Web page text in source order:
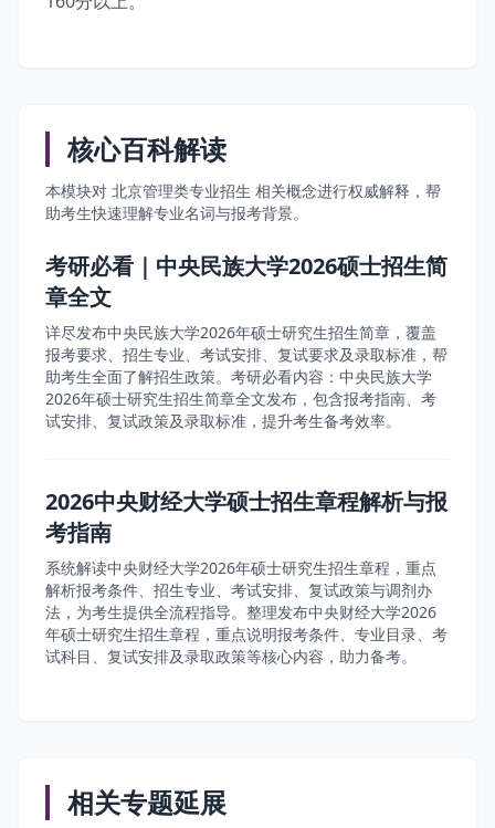
核心百科解读
本模块对 北京管理类专业招生 相关概念进行权威解释，帮
助考生快速理解专业名词与报考背景。
考研必看｜中央民族大学2026硕士招生简
章全文
详尽发布中央民族大学2026年硕士研究生招生简章，覆盖
报考要求、招生专业、考试安排、复试要求及录取标准，帮
助考生全面了解招生政策。考研必看内容：中央民族大学
2026年硕士研究生招生简章全文发布，包含报考指南、考
试安排、复试政策及录取标准，提升考生备考效率。
2026中央财经大学硕士招生章程解析与报
考指南
系统解读中央财经大学2026年硕士研究生招生章程，重点
解析报考条件、招生专业、考试安排、复试政策与调剂办
法，为考生提供全流程指导。整理发布中央财经大学2026
年硕士研究生招生章程，重点说明报考条件、专业目录、考
试科目、复试安排及录取政策等核心内容，助力备考。
相关专题延展